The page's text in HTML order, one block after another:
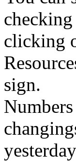
clicking
sign.